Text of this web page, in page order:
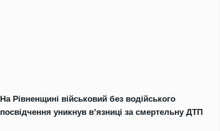
На Рівненщині військовий без водійського
посвідчення уникнув в’язниці за смертельну ДТП